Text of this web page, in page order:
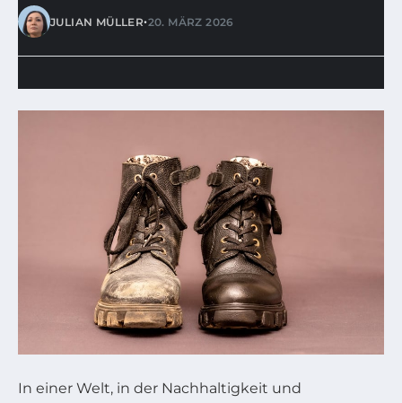
JULIAN MÜLLER•20. MÄRZ 2026
In einer Welt, in der Nachhaltigkeit und